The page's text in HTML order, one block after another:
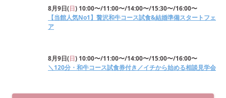
8月9日(日) 10:00〜/11:00〜/14:00〜/15:30〜/16:00〜
【当館人気No1】贅沢和牛コース試食&結婚準備スタートフェ
ア
8月9日(日) 10:00〜/11:00〜/14:00〜/15:00〜/16:00〜
＼120分・和牛コース試食券付き／イチから始める相談見学会